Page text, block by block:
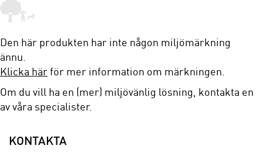
Den här produkten har inte någon miljömärkning
ännu.
Klicka härför mer information om märkningen.
Om du vill ha en (mer) miljövänlig lösning, kontakta en
av våra specialister.
KONTAKTA